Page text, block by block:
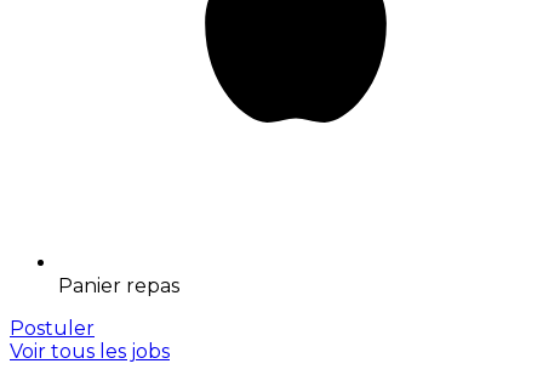
Panier repas
Postuler
Voir tous les jobs